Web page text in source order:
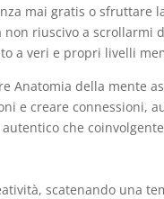
mai gratis o sfruttare
riuscivo a scrollarmi
a veri e propri livelli
Anatomia della mente
e creare connessioni,
che
scatenando una